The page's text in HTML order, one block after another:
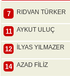
7 RIDVAN TÜRKER
11 AYKUT ULUÇ
12 İLYAS YILMAZER
14 AZAD FİLİZ